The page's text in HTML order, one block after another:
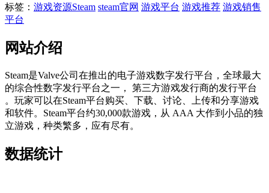
标签： 游戏资源Steam steam官网 游戏平台 游戏推荐 游戏销售
平台
网站介绍
Steam是Valve公司在推出的电子游戏数字发行平台，全球最大
的综合性数字发行平台之一， 第三方游戏发行商的发行平台
。玩家可以在Steam平台购买、下载、讨论、上传和分享游戏
和软件。Steam平台约30,000款游戏，从 AAA 大作到小品的独
立游戏，种类繁多，应有尽有。
数据统计